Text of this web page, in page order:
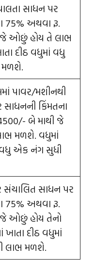
સાધન પર
75% અથવા રૂ.
જે ઓછું હોય તે લાભ
દીઠ વધુમાં વધુ
પાવર/મશીનથી
કિંમતના
બે માથી જે
મળશે. વધુમાં
વધુ એક નંગ સુધી
સંચાલિત સાધન પર
75% અથવા રૂ.
ઓછું હોય તેનો
દીઠ વધુમાં
લાભ મળશે.